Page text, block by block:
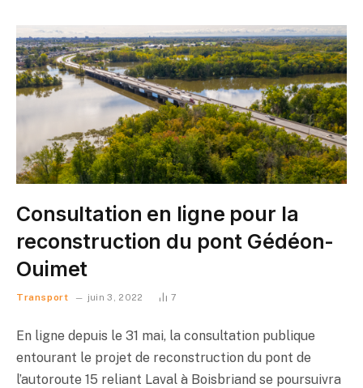
Consultation en ligne pour la
reconstruction du pont Gédéon-
Ouimet
Transport juin 3, 2022 7
En ligne depuis le 31 mai, la consultation publique
entourant le projet de reconstruction du pont de
l’autoroute 15 reliant Laval à Boisbriand se poursuivra